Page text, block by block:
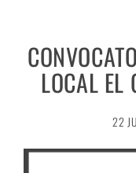
LOCAL EL
22